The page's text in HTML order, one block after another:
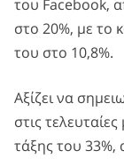
του Facebook,
στο 20%, με το
του στο 10,8%.
Αξίζει να
στις
τάξης του 33%,